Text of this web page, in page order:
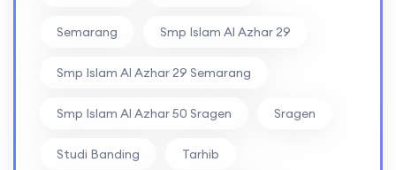
Semarang Smp Islam Al Azhar 29
Smp Islam Al Azhar 29 Semarang
Smp Islam Al Azhar 50 Sragen Sragen
Studi Banding Tarhib